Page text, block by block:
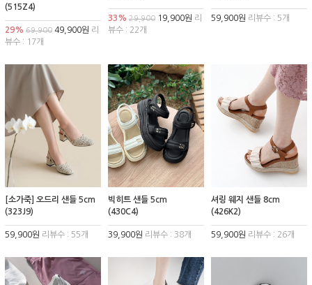
(515Z4)
29% 69,900 49,900원 리
뷰수 : 17개
33% 29,90019,900원 리
뷰수 : 22개
59,900원 리뷰수 : 5개
[소가죽] 오드리 샌들 5cm
(323J9)
59,900원 리뷰수 : 55개
빅히트 샌들 5cm
(430C4)
39,900원 리뷰수 : 38개
셔링 웨지 샌들 8cm
(426K2)
59,900원 리뷰수 : 26개